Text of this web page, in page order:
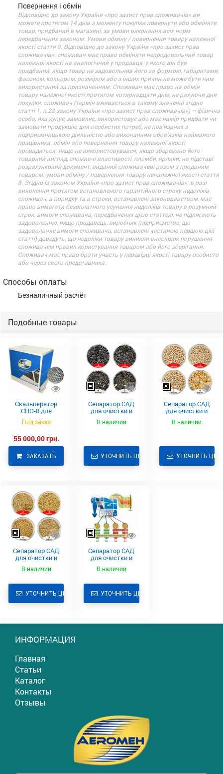
Повернення і обмін
Відповідно до закону України «про захист прав споживачів» ви
можете протягом 14 днів з моменту покупки повернути або обміняти
товар, придбаний в магазині, за умови виконання всіх норм
передбачених законом. Умови обміну / повернення товару належної
якості стаття 9. Відповідно до закону України «про захист прав
споживачів»: споживач має право обміняти непродовольчий товар
належної якості на аналогічний у продавця, у якого він був
придбаний, якщо товар не задовольнив його за формою, габаритами,
фасоном, кольором, розміром або з інших причин не може бути ним
використаний за призначенням. Споживач має право на обмін
товару належної якості протягом чотирнадцяти днів, не рахуючи дня
покупки. споживач (термін вживається в такому значенні згідно
статті 1. п.22 закону України «про захист прав споживачів») – фізична
особа, яка купує, замовляє, використовує або має намір придбати чи
замовити продукцію для особистих потреб, не пов’язаних з
підприємницькою діяльністю або виконанням обов’язків найманого
працівника. обмін або повернення товару належної якості
провадиться: якщо не використовувався; якщо збережено його
товарний вигляд, споживчі властивості, пломби, ярлики; на підставі
розрахунковий документ, виданий споживачеві разом з проданим
товаром. умови обміну / повернення товару неналежної якості стаття
8. Згідно із законом України «про захист прав споживачів»: в разі
виявлення протягом встановленого гарантійного строку недоліків
споживач, в порядку та в строки, встановлені законодавством, має
право вимагати безоплатного усунення недоліків товару в розумний
строк. вимоги споживача, передбачених цією статтею, не підлягають
задоволенню, якщо продавець, виробник (підприємство, що
задовольняє вимоги споживача, встановлені частиною першою цієї
статті) доведуть, що недоліки товару виникли внаслідок порушення
споживачем правил користування товаром або його зберігання.
Споживач має право брати участь у перевірці якості товару особисто
або через свого представника.
Способы оплаты
Безналичный расчёт
Подобные товары
Скальператор
СПО-8 для
очистки зерна
Под заказ
55 000,00 грн.
ЗАКАЗАТЬ
Сепаратор САД
для очистки и
подсолнечника
В наличии
УТОЧНИТЬ ЦЕНУ
Сепаратор САД
для очистки и
гороха
В наличии
УТОЧНИТЬ
Сепаратор САД
для очистки и
калибровки
ячменя
В наличии
УТОЧНИТЬ ЦЕНУ
Сепаратор САД
для очистки и
калибровки
озимой пшеницы
В наличии
УТОЧНИТЬ ЦЕНУ
ИНФОРМАЦИЯ
Главная
Статьи
Каталог
Контакты
Отзывы